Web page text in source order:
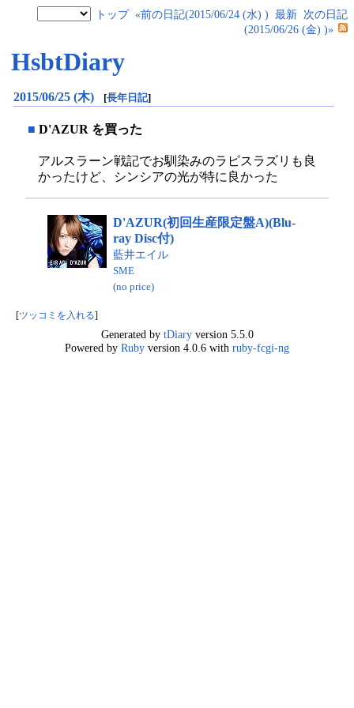
トップ «前の日記(2015/06/24 (水) ) 最新 次の日記
(2015/06/26 (金) )»
HsbtDiary
2015/06/25 (木) [長年日記]
■ D'AZUR を買った
アルスラーン戦記でお馴染みのラピスラズリも良
かったけど、シンシアの光が特に良かった
D'AZUR(初回生産限定盤A)(Blu-
ray Disc付)
藍井エイル
SME
(no price)
[ツッコミを入れる]
Generated by tDiaryversion 5.5.0
Powered by Ruby version 4.0.6 with ruby-fcgi-ng